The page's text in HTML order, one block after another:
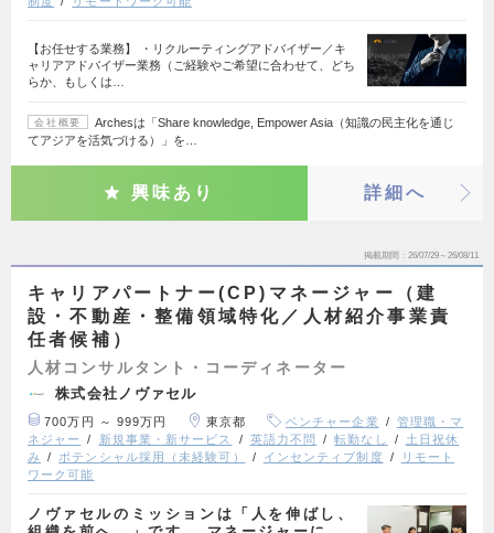
【お任せする業務】 ・リクルーティングアドバイザー／キ
ャリアアドバイザー業務（ご経験やご希望に合わせて、どち
らか、もしくは…
会社概要
Archesは「Share knowledge, Empower Asia（知識の民主化を通じ
てアジアを活気づける）」を…
興味あり 詳細へ
掲載期間 26/07/29～26/08/11
キャリアパートナー(CP)マネージャー（建
設・不動産・整備領域特化／人材紹介事業責
任者候補）
人材コンサルタント・コーディネーター
株式会社ノヴァセル
700万円 ～ 999万円 東京都 ベンチャー企業
管理職・マ
ネジャー
新規事業・新サービス 英語力不問 転勤なし
土日祝休
み
ポテンシャル採用（未経験可） インセンティブ制度
リモート
ワーク可能
ノヴァセルのミッションは「人を伸ばし、